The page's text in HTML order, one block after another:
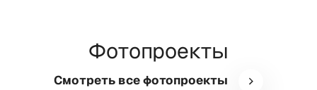
Фотопроекты
Смотреть все фотопроекты